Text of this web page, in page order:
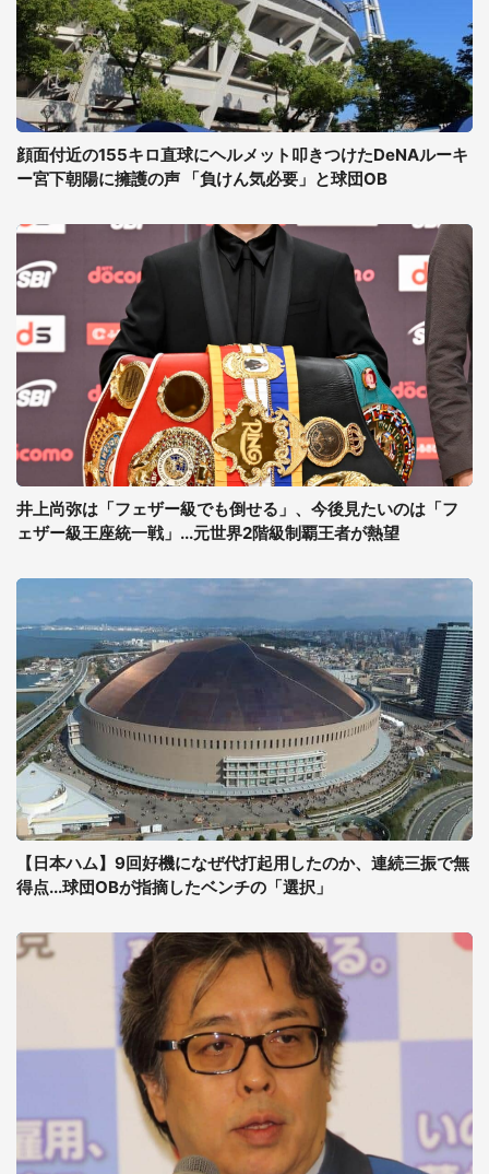
顔面付近の155キロ直球にヘルメット叩きつけたDeNAルーキ
ー宮下朝陽に擁護の声 「負けん気必要」と球団OB
井上尚弥は「フェザー級でも倒せる」、今後見たいのは「フ
ェザー級王座統一戦」...元世界2階級制覇王者が熱望
【日本ハム】9回好機になぜ代打起用したのか、連続三振で無
得点...球団OBが指摘したベンチの「選択」